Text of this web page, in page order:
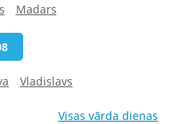
Madars
Vladislavs
Visas vārda dienas